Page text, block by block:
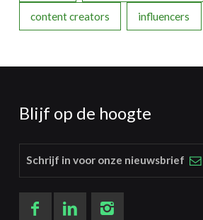
content creators influencers
Blijf op de hoogte
Schrijf in voor onze nieuwsbrief